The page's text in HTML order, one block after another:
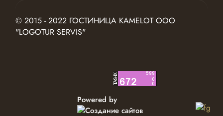
© 2015 - 2022 ГОСТИНИЦА KAMELOT ООО
"LOGOTUR SERVIS"
Powered by